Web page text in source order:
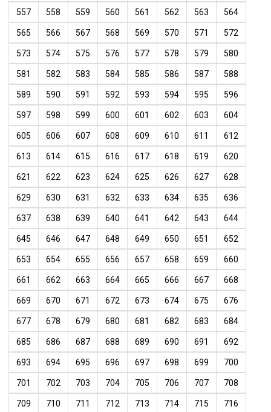
557 558 559 560 561 562 563 564
565 566 567 568 569 570 571 572
573 574 575 576 577 578 579 580
581 582 583 584 585 586 587 588
589 590 591 592 593 594 595 596
597 598 599 600 601 602 603 604
605 606 607 608 609 610 611 612
613 614 615 616 617 618 619 620
621 622 623 624 625 626 627 628
629 630 631 632 633 634 635 636
637 638 639 640 641 642 643 644
645 646 647 648 649 650 651 652
653 654 655 656 657 658 659 660
661 662 663 664 665 666 667 668
669 670 671 672 673 674 675 676
677 678 679 680 681 682 683 684
685 686 687 688 689 690 691 692
693 694 695 696 697 698 699 700
701 702 703 704 705 706 707 708
709 710 711 712 713 714 715 716